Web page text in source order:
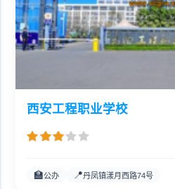
西安工程职业学校
🏫公办 📍丹凤镇漾月西路74号